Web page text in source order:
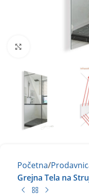
Kliknite za
Početna
Grejna Tela na